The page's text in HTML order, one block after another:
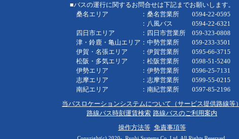
■バスの運行に関するお問合せは下記までお願いします。
桑名エリア ：桑名営業所 0594-22-0595
：八風バス 0594-22-6321
四日市エリア ：四日市営業所 059-323-0808
津・鈴鹿・亀山エリア：中勢営業所 059-233-3501
伊賀・名張エリア ：伊賀営業所 0595-66-3715
松阪・多気エリア ：松阪営業所 0598-51-5240
伊勢エリア ：伊勢営業所 0596-25-7131
志摩エリア ：志摩営業所 0599-55-0215
南紀エリア ：南紀営業所 0597-85-2196
当バスロケーションシステムについて（サービス提供路線等）
路線バス時刻運賃検索 路線バスのご利用案内
操作方法等 免責事項等